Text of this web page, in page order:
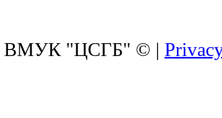
ВМУК "ЦСГБ" © |